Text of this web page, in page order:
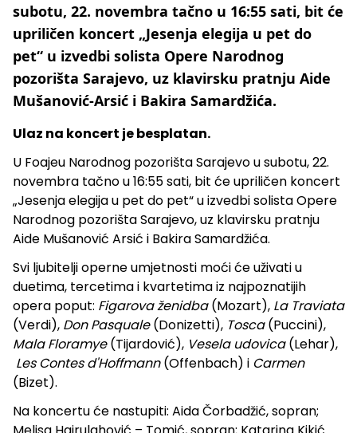
subotu, 22. novembra tačno u 16:55 sati, bit će
upriličen koncert „Jesenja elegija u pet do
pet“ u izvedbi solista Opere Narodnog
pozorišta Sarajevo, uz klavirsku pratnju Aide
Mušanović-Arsić i Bakira Samardžića.
Ulaz na koncert je besplatan.
U Foajeu Narodnog pozorišta Sarajevo u subotu, 22.
novembra tačno u 16:55 sati, bit će upriličen koncert
„Jesenja elegija u pet do pet“ u izvedbi solista Opere
Narodnog pozorišta Sarajevo, uz klavirsku pratnju
Aide Mušanović Arsić i Bakira Samardžića.
Svi ljubitelji operne umjetnosti moći će uživati u
duetima, tercetima i kvartetima iz najpoznatijih
opera poput: Figarova ženidba(Mozart), La Traviata
(Verdi), Don Pasquale(Donizetti), Tosca(Puccini),
Mala Floramye(Tijardović), Vesela udovica(Lehar),
Les Contes d'Hoffmann(Offenbach) i Carmen
(Bizet).
Na koncertu će nastupiti: Aida Čorbadžić, sopran;